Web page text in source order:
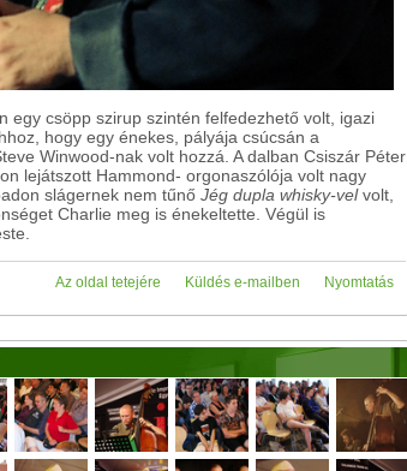
egy csöpp szirup szintén felfedezhető volt, igazi
hogy egy énekes, pályája csúcsán a
Winwood-nak volt hozzá. A dalban Csiszár Péter
lejátszott Hammond- orgonaszólója volt nagy
slágernek nem tűnő Jég dupla whisky-velvolt,
Charlie meg is énekeltette. Végül is
Nyomtatás
Küldés e-mailben
Az oldal tetejére